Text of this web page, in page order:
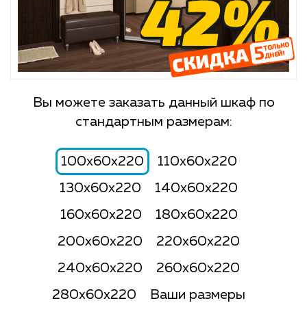
Вы можете заказать данный шкаф по
стандартным размерам:
100x60x220
110x60x220
130x60x220
140x60x220
160x60x220
180x60x220
200x60x220
220x60x220
240x60x220
260x60x220
280x60x220
Ваши размеры